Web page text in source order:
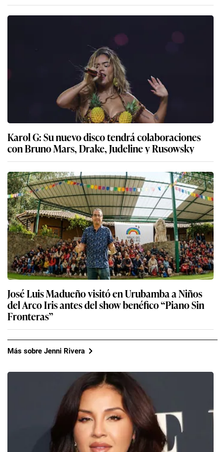
Karol G: Su nuevo disco tendrá colaboraciones
con Bruno Mars, Drake, Judeline y Rusowsky
José Luis Madueño visitó en Urubamba a Niños
del Arco Iris antes del show benéfico “Piano Sin
Fronteras”
Más sobre Jenni Rivera